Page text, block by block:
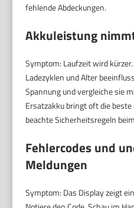
fehlende Abdeckungen.
Akkuleistung
Symptom: Laufzeit wird
Ladezyklen und Alter
Spannung und vergleiche sie
Ersatzakku bringt oft die
beachte Sicherheitsregeln
Fehlercodes und
Meldungen
Symptom: Das Display zeigt